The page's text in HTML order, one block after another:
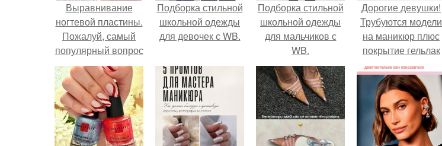
Выравнивание
ногтевой пластины.
Пожалуй, самый
популярный вопрос
среди клиентов:
"что такое
выравнивание
ногтевой пластины
и для чего это
нужно
Подборка стильной
школьной одежды
для девочек с WB.
Подборка стильной
школьной одежды
для мальчиков с
WB.
Дорогие девушки!
Трубуются модели
на маникюр плюс
покрытие гельлак
всего 350 рублей.